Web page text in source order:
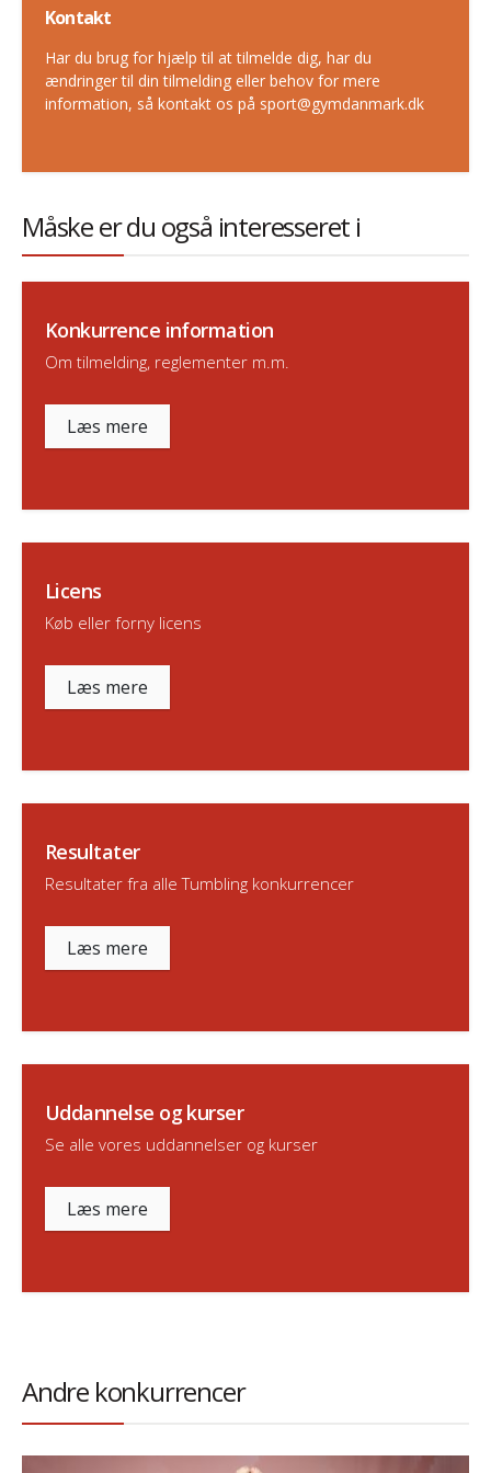
Kontakt
Har du brug for hjælp til at tilmelde dig, har du
ændringer til din tilmelding eller behov for mere
information, så kontakt os på sport@gymdanmark.dk
Måske er du også interesseret i
Konkurrence information
Om tilmelding, reglementer m.m.
Læs mere
Licens
Køb eller forny licens
Læs mere
Resultater
Resultater fra alle Tumbling konkurrencer
Læs mere
Uddannelse og kurser
Se alle vores uddannelser og kurser
Læs mere
Andre konkurrencer